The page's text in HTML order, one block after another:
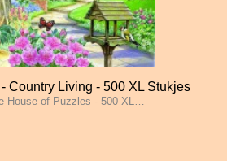
Country Living - 500 XL Stukjes
House of Puzzles - 500 XL…